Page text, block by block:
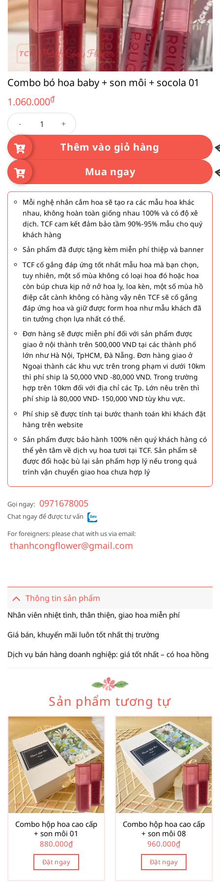
Combo bó hoa baby + son môi + socola 01
1.060.000₫
Combo bó hoa baby + son môi + socola 01 số lượng
Thêm vào giỏ hàng
Mua ngay
Mỗi nghệ nhân cắm hoa sẽ tạo ra các mẫu hoa khác
nhau, không hoàn toàn giống nhau 100% và có độ xê
dịch. TCF cam kết đảm bảo tầm 90%-95% mẫu cho quý
khách hàng
Sản phẩm đã được tặng kèm miễn phí thiệp và banner
TCF cố gắng đáp ứng tốt nhất mẫu hoa mà bạn chọn,
tuy nhiên, một số mùa không có loại hoa đó hoặc hoa
còn búp chưa kịp nở nở hoa ly, loa kèn, một số mùa hồ
điệp cắt cành không có hàng vậy nên TCF sẽ cố gắng
đáp ứng hoa và giữ được form hoa như mẫu khách đã
tin tưởng chọn lựa nhất có thể.
Đơn hàng sẽ được miễn phí đối với sản phẩm được
giao ở nội thành trên 500,000 VND tại các thành phố
lớn như Hà Nội, TpHCM, Đà Nẵng. Đơn hàng giao ở
Ngoại thành các khu vực trên trong phạm vi dưới 10km
thì phí ship là 50,000 VND -80,000 VND. Trong trường
hợp trên 10km đối với địa chỉ các Tp. Lớn nêu trên thì
phí ship là 80,000 VND- 150,000 VND tùy khu vực.
Phí ship sẽ được tính tại bước thanh toán khi khách đặt
hàng trên website
Sản phẩm được bảo hành 100% nên quý khách hàng có
thể yên tâm về dịch vụ hoa tươi tại TCF. Sản phẩm sẽ
được đổi hoặc bù lại sản phẩm hợp lý nếu trong quá
trình vận chuyển giao hoa chưa hợp lý
Gọi ngay: 0971678005
Chat ngay để được tư vấn
For foreigners: please chat with us via email:
thanhcongflower@gmail.com
Thông tin sản phẩm
Nhân viên nhiệt tình, thân thiện, giao hoa miễn phí
Giá bán, khuyến mãi luôn tốt nhất thị trường
Dịch vụ bán hàng doanh nghiệp: giá tốt nhất – có hoa hồng
Sản phẩm tương tự
Combo hộp hoa cao cấp
+ son môi 01
880.000₫
Đặt ngay
Combo hộp hoa cao cấp
+ son môi 08
960.000₫
Đặt ngay